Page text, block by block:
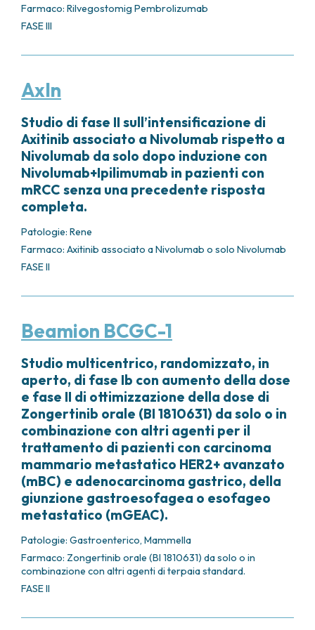
Farmaco: Rilvegostomig Pembrolizumab
FASE III
AxIn
Studio di fase II sull’intensificazione di
Axitinib associato a Nivolumab rispetto a
Nivolumab da solo dopo induzione con
Nivolumab+Ipilimumab in pazienti con
mRCC senza una precedente risposta
completa.
Patologie: Rene
Farmaco: Axitinib associato a Nivolumab o solo Nivolumab
FASE II
Beamion BCGC-1
Studio multicentrico, randomizzato, in
aperto, di fase Ib con aumento della dose
e fase II di ottimizzazione della dose di
Zongertinib orale (BI 1810631) da solo o in
combinazione con altri agenti per il
trattamento di pazienti con carcinoma
mammario metastatico HER2+ avanzato
(mBC) e adenocarcinoma gastrico, della
giunzione gastroesofagea o esofageo
metastatico (mGEAC).
Patologie: Gastroenterico, Mammella
Farmaco: Zongertinib orale (BI 1810631) da solo o in
combinazione con altri agenti di terpaia standard.
FASE II